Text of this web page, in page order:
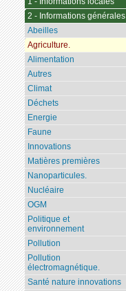
2 - Informations générales
Abeilles
Agriculture.
Alimentation
Autres
Climat
Déchets
Energie
Faune
Innovations
Matières premières
Nanoparticules.
Nucléaire
OGM
Politique et
environnement
Pollution
Pollution
électromagnétique.
Santé nature innovations